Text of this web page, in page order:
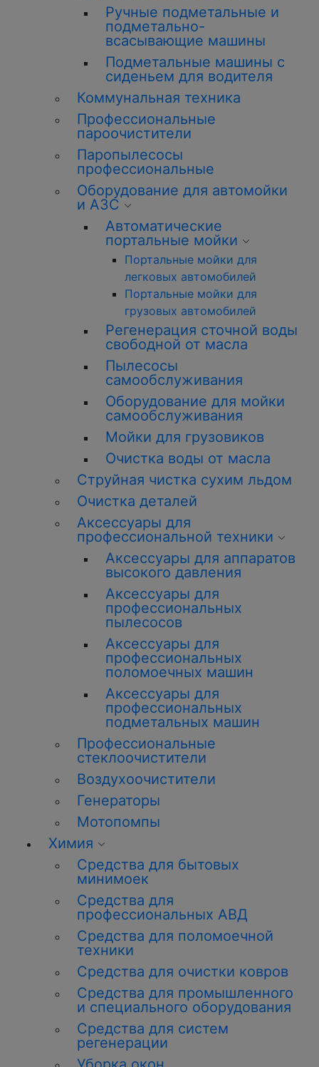
Ручные подметальные и
подметально-
всасывающие машины
Подметальные машины с
сиденьем для водителя
Коммунальная техника
Профессиональные
пароочистители
Паропылесосы
профессиональные
Оборудование для автомойки
и АЗС
Автоматические
портальные мойки
Портальные мойки для
легковых автомобилей
Портальные мойки для
грузовых автомобилей
Регенерация сточной воды
свободной от масла
Пылесосы
самообслуживания
Оборудование для мойки
самообслуживания
Мойки для грузовиков
Очистка воды от масла
Струйная чистка сухим льдом
Очистка деталей
Аксессуары для
профессиональной техники
Аксессуары для аппаратов
высокого давления
Аксессуары для
профессиональных
пылесосов
Аксессуары для
профессиональных
поломоечных машин
Аксессуары для
профессиональных
подметальных машин
Профессиональные
стеклоочистители
Воздухоочистители
Генераторы
Мотопомпы
Химия
Средства для бытовых
минимоек
Средства для
профессиональных АВД
Средства для поломоечной
техники
Средства для очистки ковров
Средства для промышленного
и специального оборудования
Средства для систем
регенерации